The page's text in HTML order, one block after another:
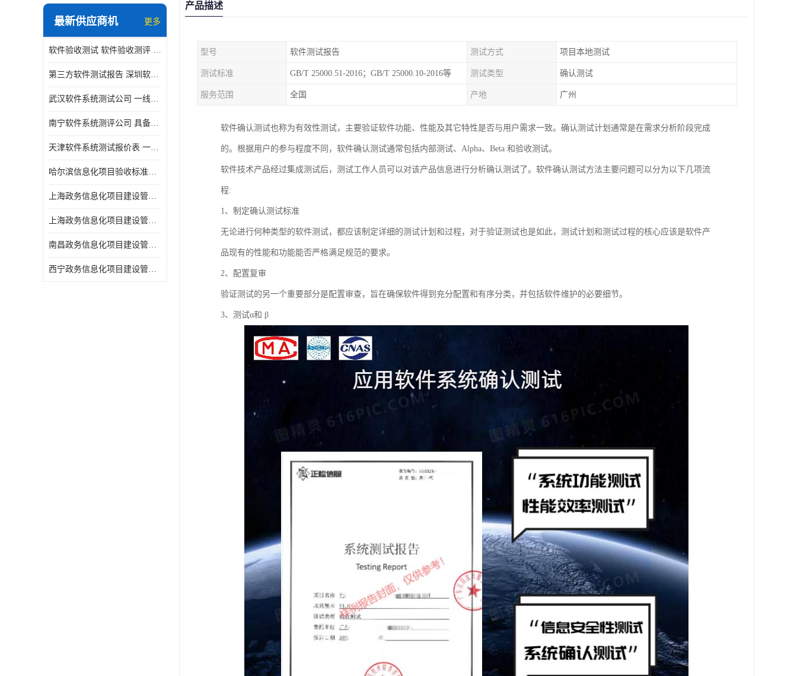
最新供应商机 更多
软件验收测试 软件验收测评 软件确认测试标准及测试方法
第三方软件测试报告 深圳软件测评报告 安全验收测试报告
武汉软件系统测试公司 一线实验室 测试大概是需要多久时间呢
南宁软件系统测评公司 具备CMA/CNAS资质 出具正规测试报告
天津软件系统测试报价表 一线实验室 了解更多的测试信息
哈尔滨信息化项目验收标准单位
上海政务信息化项目建设管理办法价格
上海政务信息化项目建设管理办法机构
南昌政务信息化项目建设管理办法实验室
西宁政务信息化项目建设管理办法报告
产品描述
型号 软件测试报告 测试方式 项目本地测试
测试标准 GB/T 25000.51-2016；GB/T 25000.10-2016等 测试类型 确认测试
服务范围 全国 产地 广州
软件确认测试也称为有效性测试，主要验证软件功能、性能及其它特性是否与用户需求一致。确认测试计划通常是在需求分析阶段完成
的。根据用户的参与程度不同，软件确认测试通常包括内部测试、Alpha、Beta 和验收测试。
软件技术产品经过集成测试后，测试工作人员可以对该产品信息进行分析确认测试了。软件确认测试方法主要问题可以分为以下几项流
程:
1、制定确认测试标准
无论进行何种类型的软件测试，都应该制定详细的测试计划和过程，对于验证测试也是如此，测试计划和测试过程的核心应该是软件产
品现有的性能和功能能否严格满足规范的要求。
2、配置复审
验证测试的另一个重要部分是配置审查，旨在确保软件得到充分配置和有序分类，并包括软件维护的必要细节。
3、测试α和 β